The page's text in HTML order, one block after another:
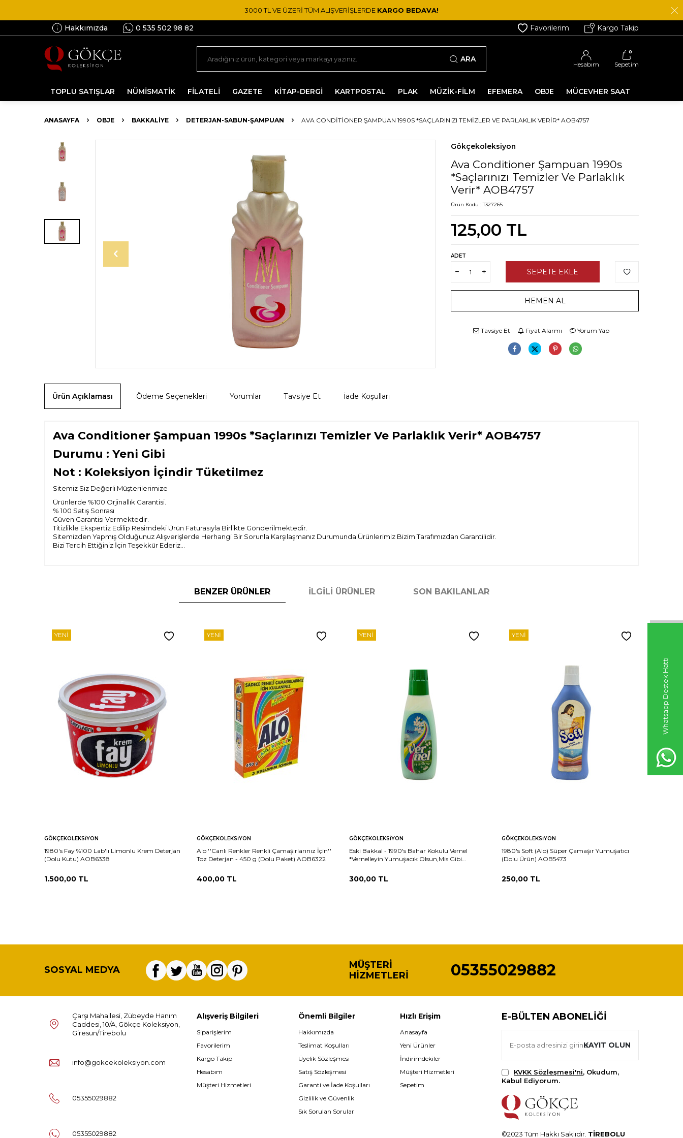
Whatsapp Destek Hattı
3000 TL VE ÜZERİ TÜM ALIŞVERİŞLERDE KARGO BEDAVA!
Hakkımızda 0 535 502 98 82 Favorilerim Kargo Takip
ARA
Hesabım
0
Sepetim
TOPLU SATIŞLAR NÜMİSMATİK FİLATELİ GAZETE KİTAP-DERGİ KARTPOSTAL PLAK MÜZİK-FİLM EFEMERA OBJE MÜCEVHER SAAT
ANASAYFA OBJE BAKKALIYE DETERJAN-SABUN-ŞAMPUAN AVA CONDITIONER ŞAMPUAN 1990S *SAÇLARINIZI TEMIZLER VE PARLAKLIK VERIR* AOB4757
Gökçekoleksiyon
Ava Conditioner Şampuan 1990s
*Saçlarınızı Temizler Ve Parlaklık
Verir* AOB4757
Ürün Kodu :T327265
125,00 TL
ADET
SEPETE EKLE
HEMEN AL
Tavsiye Et Fiyat Alarmı Yorum Yap
Ürün Açıklaması Ödeme Seçenekleri Yorumlar Tavsiye Et İade Koşulları
Ava Conditioner Şampuan 1990s *Saçlarınızı Temizler Ve Parlaklık Verir* AOB4757
Durumu : Yeni Gibi
Not : Koleksiyon İçindir Tüketilmez
Sitemiz Siz Değerli Müşterilerimize
Ürünlerde %100 Orjinallık Garantisi.
% 100 Satış Sonrası
Güven Garantisi Vermektedir.
Titizlikle Ekspertiz Edilip Resimdeki Ürün Faturasıyla Birlikte Gönderilmektedir.
Sitemizden Yapmış Olduğunuz Alışverişlerde Herhangi Bir Sorunla Karşılaşmanız Durumunda Ürünlerimiz Bizim Tarafımızdan Garantilidir.
Bizi Tercih Ettiğiniz İçin Teşekkür Ederiz...
BENZER ÜRÜNLER İLGILI ÜRÜNLER SON BAKILANLAR
YENI
GÖKÇEKOLEKSIYON
1980's Fay %100 Lab'lı Limonlu Krem Deterjan
(Dolu Kutu) AOB6338
1.500,00 TL
YENI
GÖKÇEKOLEKSIYON
Alo ''Canlı Renkler Renkli Çamaşırlarınız İçin''
Toz Deterjan - 450 g (Dolu Paket) AOB6322
400,00 TL
YENI
GÖKÇEKOLEKSIYON
Eski Bakkal - 1990's Bahar Kokulu Vernel
*Vernelleyin Yumuşacık Olsun,Mis Gibi
300,00 TL
YENI
GÖKÇEKOLEKSIYON
1980's Soft (Alo) Süper Çamaşır Yumuşatıcı
(Dolu Ürün) AOB5473
250,00 TL
SOSYAL MEDYA
MÜŞTERI
HIZMETLERI
05355029882
Çarşı Mahallesi, Zübeyde Hanım
Caddesi, 10/A, Gökçe Koleksiyon,
Giresun/Tirebolu
info@gokcekoleksiyon.com
05355029882
05355029882
Alışveriş Bilgileri
Siparişlerim
Favorilerim
Kargo Takip
Hesabım
Müşteri Hizmetleri
Önemli Bilgiler
Hakkımızda
Teslimat Koşulları
Üyelik Sözleşmesi
Satış Sözleşmesi
Garanti ve İade Koşulları
Gizlilik ve Güvenlik
Sık Sorulan Sorular
Hızlı Erişim
Anasayfa
Yeni Ürünler
İndirimdekiler
Müşteri Hizmetleri
Sepetim
E-BÜLTEN ABONELIĞI
KAYIT OLUN
KVKK Sözleşmesi'ni, Okudum,
Kabul Ediyorum.
©2023 Tüm Hakkı Saklıdır. TİREBOLU